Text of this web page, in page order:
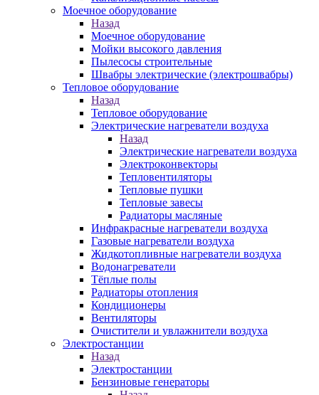
Моечное оборудование
Назад
Моечное оборудование
Мойки высокого давления
Пылесосы строительные
Швабры электрические (электрошвабры)
Тепловое оборудование
Назад
Тепловое оборудование
Электрические нагреватели воздуха
Назад
Электрические нагреватели воздуха
Электроконвекторы
Тепловентиляторы
Тепловые пушки
Тепловые завесы
Радиаторы масляные
Инфракрасные нагреватели воздуха
Газовые нагреватели воздуха
Жидкотопливные нагреватели воздуха
Водонагреватели
Тёплые полы
Радиаторы отопления
Кондиционеры
Вентиляторы
Очистители и увлажнители воздуха
Электростанции
Назад
Электростанции
Бензиновые генераторы